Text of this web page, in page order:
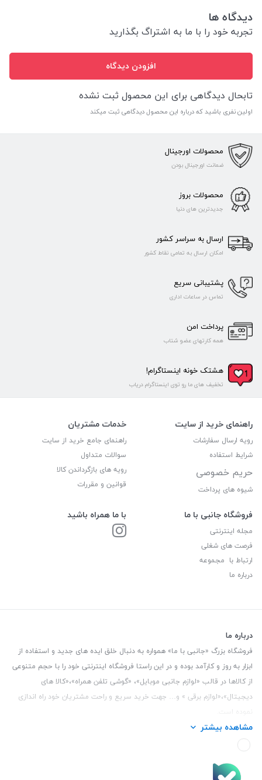
دیدگاه ها
تجربه خود را با ما به اشتراگ بگذارید
افزودن دیدگاه
تابحال دیدگاهی برای این محصول ثبت نشده
اولین نفری باشید که درباره این محصول دیدگاهی ثبت میکند
محصولات اورجینال
ضمانت اورجینال بودن
محصولات بروز
جدیدترین های دنیا
ارسال به سراسر کشور
امکان ارسال به تمامی نقاط کشور
پشتیبانی سریع
تماس در ساعات اداری
پرداخت امن
همه کارتهای عضو شتاب
هشتک خونه اینستاگرام!
تخفیف های ما رو توی اینستاگرام دریاب
راهنمای خرید از سایت
رویه ارسال سفارشات
شرایط استفاده
حریم خصوصی
شیوه های پرداخت
خدمات مشتریان
راهنمای جامع خرید از سایت
سوالات متداول
رویه های بازگرداندن کالا
قوانین و مقررات
فروشگاه جانبی با ما
مجله اینترنتی
فرصت های شغلی
ارتباط با مجموعه
درباره ما
با ما همراه باشید
درباره ما
فروشگاه بزرگ «جانبی با ما» همواره به دنبال خلق ایده های جدید و استفاده از
ابزار به روز و کارآمد بوده و در این راستا فروشگاه اینترنتی خود را با حجم متنوعی
از کالاها در قالب «لوازم جانبی موبایل»، «گوشی تلفن همراه»،«کالا های
دیجیتال»،«لوازم برقی » و… جهت خرید سریع و راحت مشتریان خود راه اندازی
این فروشگاه تمام تلاش خود را نموده تا کالاهایی با کیفیت و با حداقل قیمت
عرضه نماید.
تلفن تماس :
مشاهده بیشتر